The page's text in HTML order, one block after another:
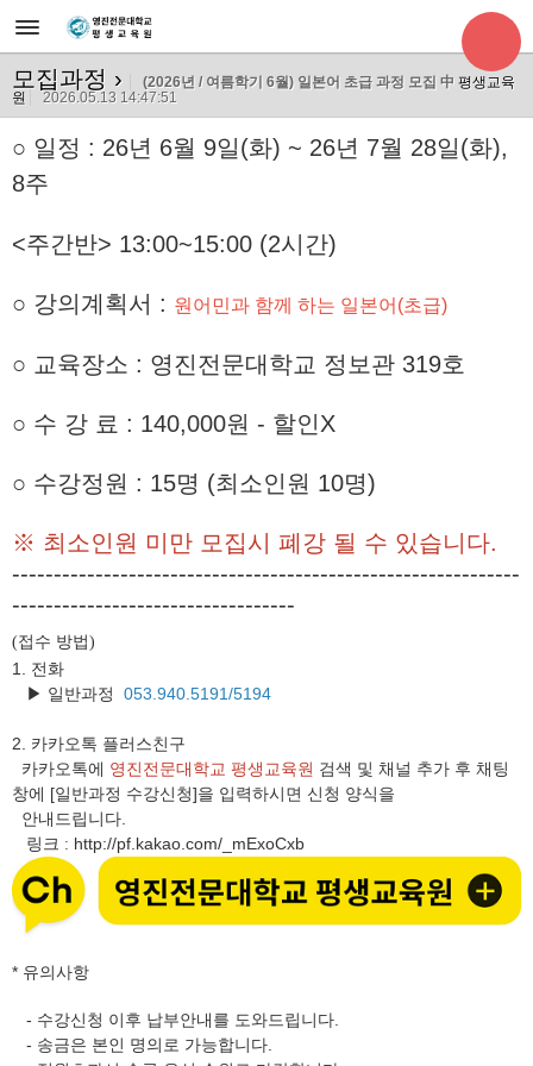
모집과정 › (2026년 / 여름학기 6월) 일본어 초급 과정 모집 中 평생교육
원
2026.05.13 14:47:51
○ 일정 : 26년 6월 9일(화) ~ 26년 7월 28일(화),
8주
<주간반> 13:00~15:00 (2시간)
○ 강의계획서 : 원어민과 함께 하는 일본어(초급)
○ 교육장소 : 영진전문대학교 정보관 319호
○ 수 강 료 : 140,000원 - 할인X
○ 수강정원 : 15명 (최소인원 10명)
※ 최소인원 미만 모집시 폐강 될 수 있습니다.
-------------------------------------------------------------
----------------------------------
(접수 방법)
1. 전화
▶ 일반과정
053.940.5191/5194
2. 카카오톡 플러스친구
카카오톡에 영진전문대학교 평생교육원 검색 및 채널 추가 후 채팅
창에 [일반과정 수강신청]을 입력하시면 신청 양식을
안내드립니다.
링크 : http://pf.kakao.com/_mExoCxb
* 유의사항
- 수강신청 이후 납부안내를 도와드립니다.
- 송금은 본인 명의로 가능합니다.